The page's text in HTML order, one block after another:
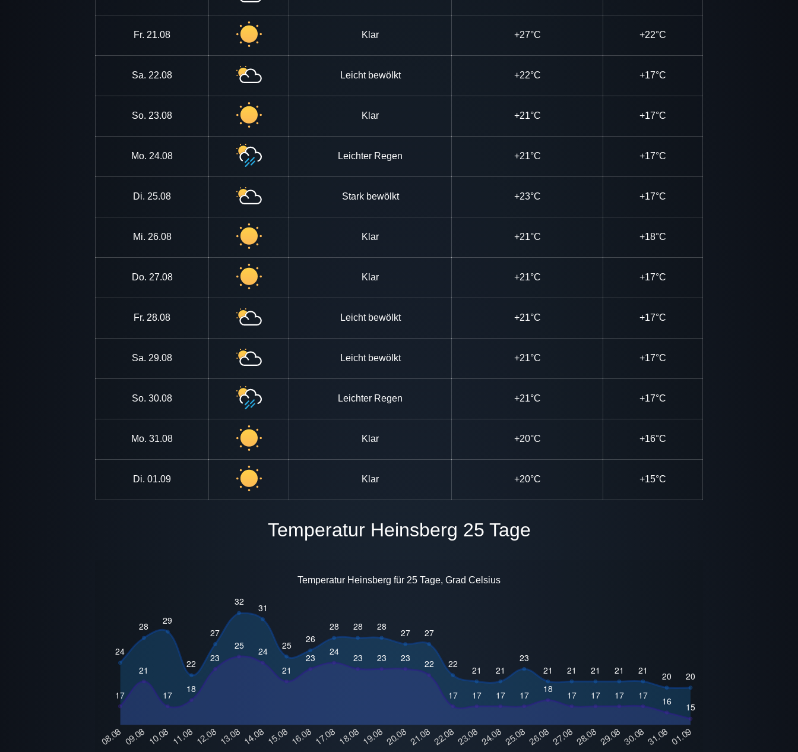
Fr. 21.08 Klar +27°C +22°C
Sa. 22.08 Leicht bewölkt +22°C +17°C
So. 23.08 Klar +21°C +17°C
Mo. 24.08 Leichter Regen +21°C +17°C
Di. 25.08 Stark bewölkt +23°C +17°C
Mi. 26.08 Klar +21°C +18°C
Do. 27.08 Klar +21°C +17°C
Fr. 28.08 Leicht bewölkt +21°C +17°C
Sa. 29.08 Leicht bewölkt +21°C +17°C
So. 30.08 Leichter Regen +21°C +17°C
Mo. 31.08 Klar +20°C +16°C
Di. 01.09 Klar +20°C +15°C
Temperatur Heinsberg 25 Tage
Temperatur Heinsberg für 25 Tage, Grad Celsius